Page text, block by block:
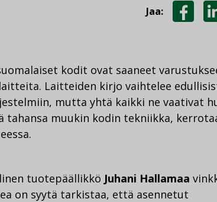
Jaa:
kodit ovat saaneet
Laitteiden kirjo vaihtelee
mutta yhtä kaikki ne vaativat
tahansa muukin kodin tekniikka,
tuotepäällikkö Juhani Hallamaa
on syytä tarkistaa, että asennetut